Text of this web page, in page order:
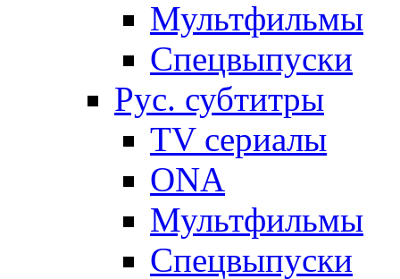
Мультфильмы
Спецвыпуски
Рус. субтитры
TV сериалы
ONA
Мультфильмы
Спецвыпуски